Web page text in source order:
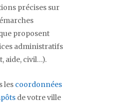
précises sur
proposent
administratifs
aide, civil…).
les coordonnées
de votre ville